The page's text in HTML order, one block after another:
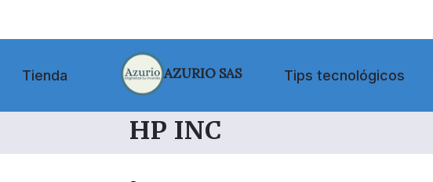
Tienda AZURIO SAS Tips tecnológicos
HP INC